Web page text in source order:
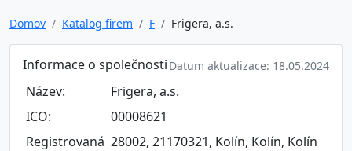
Domov Katalog firem F Frigera, a.s.
Informace o společnosti Datum aktualizace: 18.05.2024
Název:
Frigera, a.s.
ICO:
00008621
Registrovaná 28002, 21170321, Kolín, Kolín, Kolín